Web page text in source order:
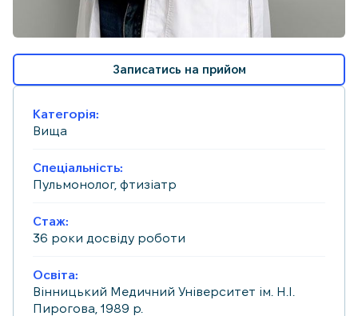
Категорія:
Вища
Спеціальність:
Пульмонолог, фтизіатр
Стаж:
36 роки досвіду роботи
Освіта:
Вінницький Медичний Університет ім. Н.І.
Пирогова, 1989 р.
Записатись на прийом